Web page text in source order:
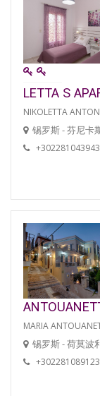
LETTA S
NIKOLETTA
锡罗斯 - 芬尼卡
MARIA
锡罗斯 - 荷莫波